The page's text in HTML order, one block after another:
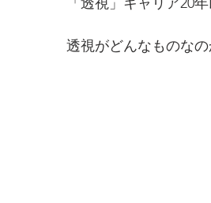
透視がどんなものな